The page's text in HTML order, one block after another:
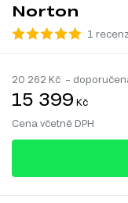
Norton
1
20 262 Kč –
15 399 Kč
Cena včetně DPH